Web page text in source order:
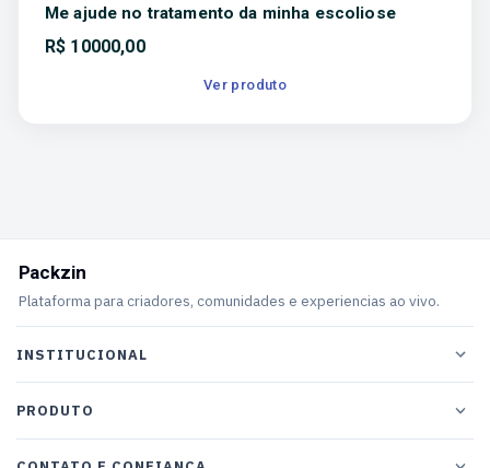
Me ajude no tratamento da minha escoliose
R$ 10000,00
Ver produto
Packzin
Plataforma para criadores, comunidades e experiencias ao vivo.
INSTITUCIONAL
PRODUTO